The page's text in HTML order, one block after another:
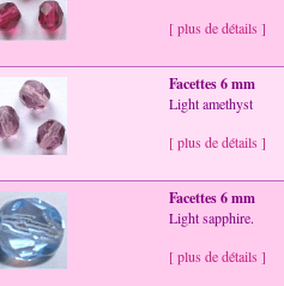
[ plus de détails ]
Facettes 6 mm
Light amethyst
[ plus de détails ]
Facettes 6 mm
Light sapphire.
[ plus de détails ]